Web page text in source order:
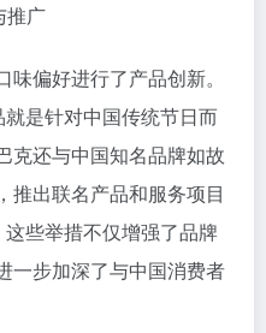
推广
偏好进行了产品创新。
就是针对中国传统节日而
克还与中国知名品牌如故
推出联名产品和服务项目
这些举措不仅增强了品牌
一步加深了与中国消费者